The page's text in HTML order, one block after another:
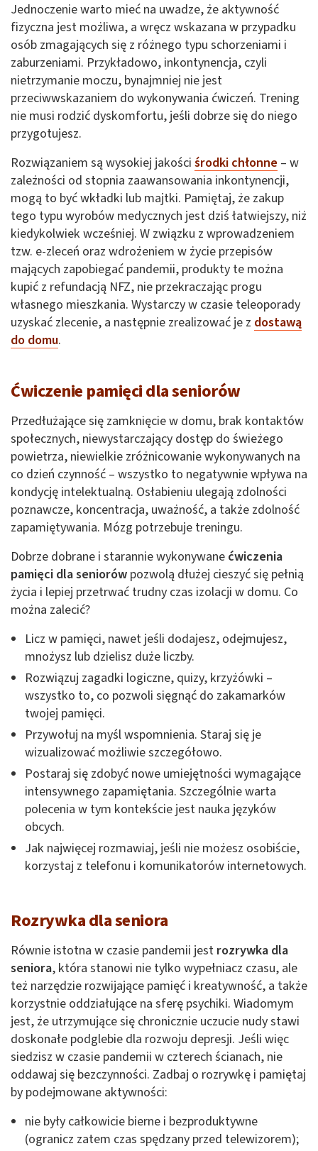
Jednoczenie warto mieć na uwadze, że aktywność
fizyczna jest możliwa, a wręcz wskazana w przypadku
osób zmagających się z różnego typu schorzeniami i
zaburzeniami. Przykładowo, inkontynencja, czyli
nietrzymanie moczu, bynajmniej nie jest
przeciwwskazaniem do wykonywania ćwiczeń. Trening
nie musi rodzić dyskomfortu, jeśli dobrze się do niego
przygotujesz.
Rozwiązaniem są wysokiej jakości środki chłonne – w
zależności od stopnia zaawansowania inkontynencji,
mogą to być wkładki lub majtki. Pamiętaj, że zakup
tego typu wyrobów medycznych jest dziś łatwiejszy, niż
kiedykolwiek wcześniej. W związku z wprowadzeniem
tzw. e-zleceń oraz wdrożeniem w życie przepisów
mających zapobiegać pandemii, produkty te można
kupić z refundacją NFZ, nie przekraczając progu
własnego mieszkania. Wystarczy w czasie teleoporady
uzyskać zlecenie, a następnie zrealizować je z dostawą
do domu.
Ćwiczenie pamięci dla seniorów
Przedłużające się zamknięcie w domu, brak kontaktów
społecznych, niewystarczający dostęp do świeżego
powietrza, niewielkie zróżnicowanie wykonywanych na
co dzień czynność – wszystko to negatywnie wpływa na
kondycję intelektualną. Osłabieniu ulegają zdolności
poznawcze, koncentracja, uważność, a także zdolność
zapamiętywania. Mózg potrzebuje treningu.
Dobrze dobrane i starannie wykonywane ćwiczenia
pamięci dla seniorów pozwolą dłużej cieszyć się pełnią
życia i lepiej przetrwać trudny czas izolacji w domu. Co
można zalecić?
Licz w pamięci, nawet jeśli dodajesz, odejmujesz,
mnożysz lub dzielisz duże liczby.
Rozwiązuj zagadki logiczne, quizy, krzyżówki –
wszystko to, co pozwoli sięgnąć do zakamarków
twojej pamięci.
Przywołuj na myśl wspomnienia. Staraj się je
wizualizować możliwie szczegółowo.
Postaraj się zdobyć nowe umiejętności wymagające
intensywnego zapamiętania. Szczególnie warta
polecenia w tym kontekście jest nauka języków
obcych.
Jak najwięcej rozmawiaj, jeśli nie możesz osobiście,
korzystaj z telefonu i komunikatorów internetowych.
Rozrywka dla seniora
Równie istotna w czasie pandemii jest rozrywka dla
seniora, która stanowi nie tylko wypełniacz czasu, ale
też narzędzie rozwijające pamięć i kreatywność, a także
korzystnie oddziałujące na sferę psychiki. Wiadomym
jest, że utrzymujące się chronicznie uczucie nudy stawi
doskonałe podglebie dla rozwoju depresji. Jeśli więc
siedzisz w czasie pandemii w czterech ścianach, nie
oddawaj się bezczynności. Zadbaj o rozrywkę i pamiętaj
by podejmowane aktywności:
nie były całkowicie bierne i bezproduktywne
(ogranicz zatem czas spędzany przed telewizorem);